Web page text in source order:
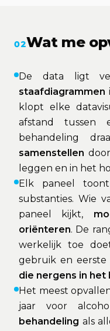
02Wat me
De data ligt
staafdiagrammen
klopt elke
afstand tussen
behandeling
samenstellen
leggen en in het
Elk paneel
substanties. Wie
paneel kijkt,
oriënteren. De
werkelijk toe
gebruik en eerste
die nergens in het
Het meest
jaar voor
behandeling als